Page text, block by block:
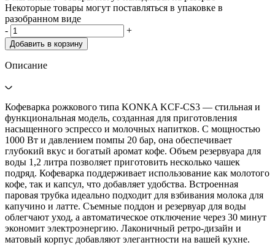
Некоторые товары могут поставляться в упаковке в
разобранном виде
-
+
Добавить в корзину
Описание
Кофеварка рожкового типа KONKA KCF-CS3 — стильная и
функциональная модель, созданная для приготовления
насыщенного эспрессо и молочных напитков. С мощностью
1000 Вт и давлением помпы 20 бар, она обеспечивает
глубокий вкус и богатый аромат кофе. Объем резервуара для
воды 1,2 литра позволяет приготовить несколько чашек
подряд. Кофеварка поддерживает использование как молотого
кофе, так и капсул, что добавляет удобства. Встроенная
паровая трубка идеально подходит для взбивания молока для
капучино и латте. Съемные поддон и резервуар для воды
облегчают уход, а автоматическое отключение через 30 минут
экономит электроэнергию. Лаконичный ретро-дизайн и
матовый корпус добавляют элегантности на вашей кухне.